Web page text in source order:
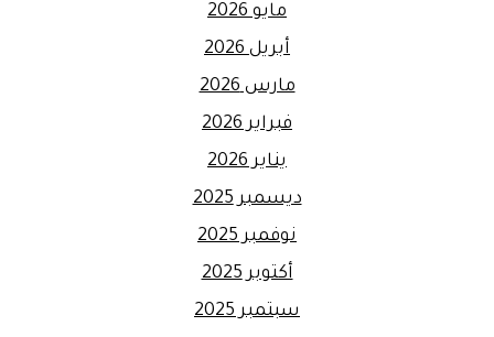
مايو 2026
أبريل 2026
مارس 2026
فبراير 2026
يناير 2026
ديسمبر 2025
نوفمبر 2025
أكتوبر 2025
سبتمبر 2025